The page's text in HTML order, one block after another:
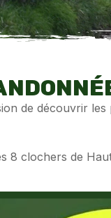
de découvrir
8 clochers de